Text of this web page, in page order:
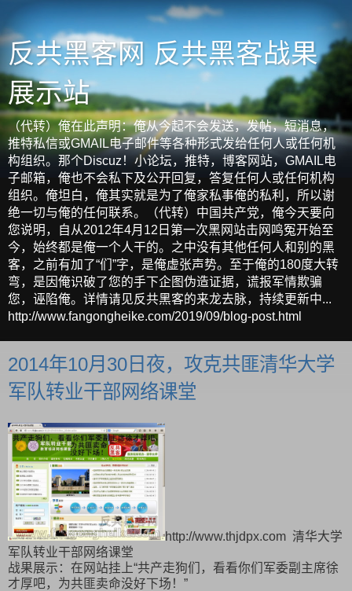
反共黑客网 反共黑客战果
展示站
（代转）俺在此声明：俺从今起不会发送，发帖，短消息，
推特私信或GMAIL电子邮件等各种形式发给任何人或任何机
构组织。那个Discuz！小论坛，推特，博客网站，GMAIL电
子邮箱，俺也不会私下及公开回复，答复任何人或任何机构
组织。俺坦白，俺其实就是为了俺家私事俺的私利，所以谢
绝一切与俺的任何联系。（代转）中国共产党，俺今天要向
您说明，自从2012年4月12日第一次黑网站击网鸣冤开始至
今，始终都是俺一个人干的。之中没有其他任何人和别的黑
客，之前有加了“们”字，是俺虚张声势。至于俺的180度大转
弯，是因俺识破了您的手下企图伪造证据，谎报军情欺骗
您，诬陷俺。详情请见反共黑客的来龙去脉，持续更新中...
http://www.fangongheike.com/2019/09/blog-post.html
2014年10月30日夜，攻克共匪清华大学
军队转业干部网络课堂
http://www.thjdpx.com 清华大学
军队转业干部网络课堂
战果展示：在网站挂上“共产走狗们，看看你们军委副主席徐
才厚吧，为共匪卖命没好下场！”